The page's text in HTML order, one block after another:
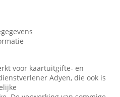
voor kaartuitgifte- en
Adyen, die ook is